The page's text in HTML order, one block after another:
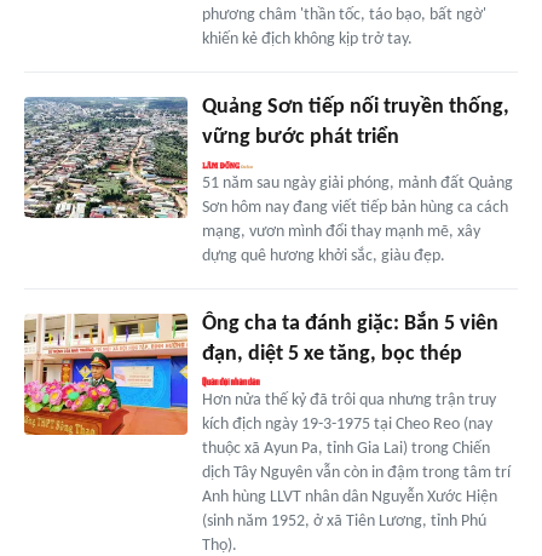
phương châm 'thần tốc, táo bạo, bất ngờ'
khiến kẻ địch không kịp trở tay.
Quảng Sơn tiếp nối truyền thống,
vững bước phát triển
51 năm sau ngày giải phóng, mảnh đất Quảng
Sơn hôm nay đang viết tiếp bản hùng ca cách
mạng, vươn mình đổi thay mạnh mẽ, xây
dựng quê hương khởi sắc, giàu đẹp.
Ông cha ta đánh giặc: Bắn 5 viên
đạn, diệt 5 xe tăng, bọc thép
Hơn nửa thế kỷ đã trôi qua nhưng trận truy
kích địch ngày 19-3-1975 tại Cheo Reo (nay
thuộc xã Ayun Pa, tỉnh Gia Lai) trong Chiến
dịch Tây Nguyên vẫn còn in đậm trong tâm trí
Anh hùng LLVT nhân dân Nguyễn Xước Hiện
(sinh năm 1952, ở xã Tiên Lương, tỉnh Phú
Thọ).